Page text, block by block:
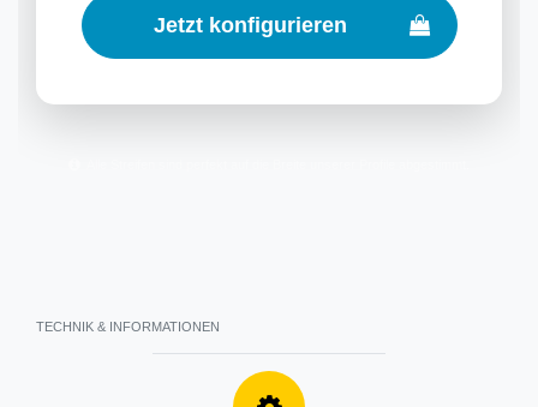
Jetzt konfigurieren
TECHNIK & INFORMATIONEN